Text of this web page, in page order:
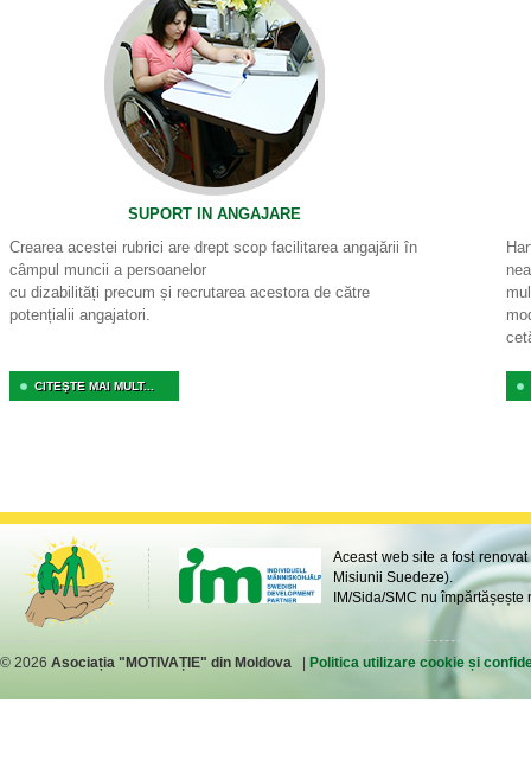
SUPORT IN ANGAJARE
Crearea acestei rubrici are drept scop facilitarea angajării în
câmpul muncii a persoanelor
cu dizabilități precum și recrutarea acestora de către
potențialii angajatori.
CITEŞTE MAI MULT...
Aceast web site a fost
Misiunii Suedeze).
IM/Sida/SMC nu
© 2026 Asociația "MOTIVAȚIE" din Moldova Politica utilizare cookie și